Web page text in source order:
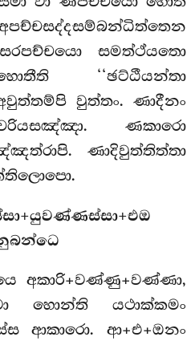
සමත්ථ්යතො
‘‘ඡට්ඨීයන්තා
වුත්තං. ණාදීනං
ණකාරො
ණාදිවුත්තිත්තා
යෙ අකාරි+වණ්ණු+වණ්ණා,
හොන්ති යථාක්කමං
ආකාරො. ආ+එ+ඔනං